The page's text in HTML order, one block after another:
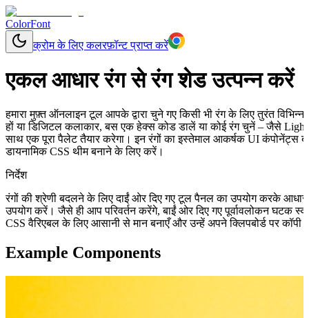
ColorFont
क्रोम के लिए कलरफ़ॉन्ट प्राप्त करें
एकल आधार रंग से रंग शेड उत्पन्न करें
हमारा मुफ़्त ऑनलाइन टूल आपके द्वारा चुने गए किसी भी रंग के लिए तुरंत
हों या डिजिटल कलाकार, बस एक हेक्स कोड डालें या कोई रंग चुनें – जैसे
साथ एक पूरा पैलेट तैयार करेगा। इन रंगों का इस्तेमाल आकर्षक UI कंपोनेंट्स
डायनामिक CSS थीम बनाने के लिए करें।
निर्देश
रंगों की श्रेणी बदलने के लिए दाईं ओर दिए गए टूल पैनल का उपयोग करके
उपयोग करें। जैसे ही आप परिवर्तन करेंगे, बाईं ओर दिए गए पूर्वावलोकन घटक
CSS वैरिएबल के लिए आसानी से मान बनाएँ और उन्हें अपने क्लिपबोर्ड पर कॉपी
Example Components